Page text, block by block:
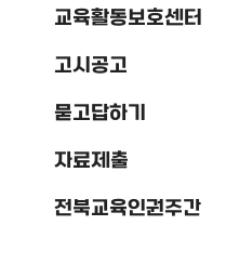
교육활동보호센터
고시공고
묻고답하기
자료제출
전북교육인권주간